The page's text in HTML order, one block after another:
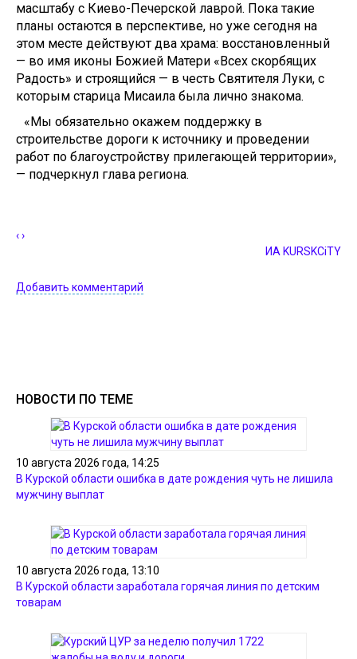
масштабу с Киево-Печерской лаврой. Пока такие
планы остаются в перспективе, но уже сегодня на
этом месте действуют два храма: восстановленный
— во имя иконы Божией Матери «Всех скорбящих
Радость» и строящийся — в честь Святителя Луки, с
которым старица Мисаила была лично знакома.
«Мы обязательно окажем поддержку в
строительстве дороги к источнику и проведении
работ по благоустройству прилегающей территории»,
— подчеркнул глава региона.
‹›
ИА KURSKCiTY
Добавить комментарий
НОВОСТИ ПО ТЕМЕ
10 августа 2026 года, 14:25
В Курской области ошибка в дате рождения чуть не лишила
мужчину выплат
10 августа 2026 года, 13:10
В Курской области заработала горячая линия по детским
товарам